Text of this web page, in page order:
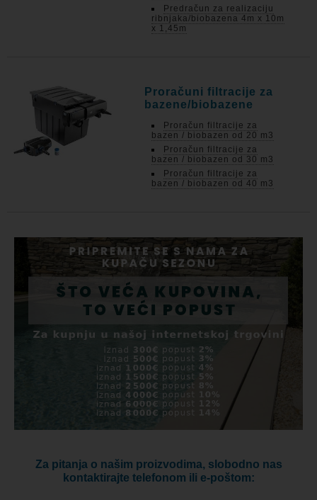
Predračun za realizaciju
ribnjaka/biobazena 4m x 10m
x 1,45m
Proračuni filtracije za
bazene/biobazene
Proračun filtracije za
bazen / biobazen od 20 m3
Proračun filtracije za
bazen / biobazen od 30 m3
Proračun filtracije za
bazen / biobazen od 40 m3
Za pitanja o našim proizvodima, slobodno nas
kontaktirajte telefonom ili e-poštom: